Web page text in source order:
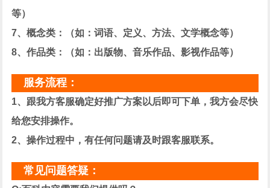
等）
7、概念类：（如：词语、定义、方法、文学概念等）
8、作品类：（如：出版物、音乐作品、影视作品等）
服务流程：
1、跟我方客服确定好推广方案以后即可下单，我方会尽快
给您安排操作。
2、操作过程中，有任何问题请及时跟客服联系。
常见问题答疑：